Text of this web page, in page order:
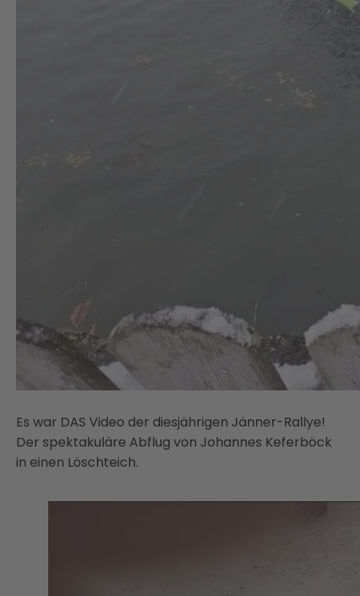
Es war DAS Video der diesjährigen Jänner-Rallye!
Der spektakuläre Abflug von Johannes Keferböck
in einen Löschteich.